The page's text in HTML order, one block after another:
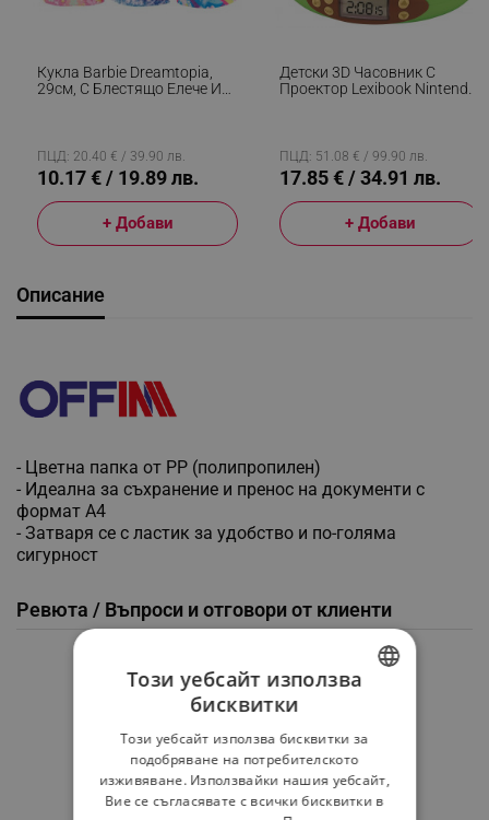
Кукла Barbie Dreamtopia,
29см, С Блестящо Елече И
ПЦД: 20.40 € / 39.90 лв.
10.17 € / 19.89 лв.
+ Добави
Детски 3D Часовник С
Проектор Lexibook Nintendo
ПЦД: 51.08 € / 99.90 лв.
17.85 € / 34.91 лв.
+ Добави
Описание
- Цветна папка от PP (полипропилен)
- Идеална за съхранение и пренос на документи с
формат A4
- Затваря се с ластик за удобство и по-голяма
сигурност
Ревюта / Въпроси и отговори от клиенти
Средна оценка
0.0
★★★★★
ROMANIAN
Този уебсайт използва
бисквитки
Този уебсайт използва бисквитки за
подобряване на потребителското
изживяване. Използвайки нашия уебсайт,
Вие се съгласявате с всички бисквитки в